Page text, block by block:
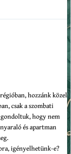
hozzánk közel
csak a szombati
hogy nem
és apartman
igényelhetünk-e?